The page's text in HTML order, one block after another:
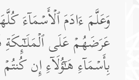
وَعَلَّمَ ءَادَمَ ٱلۡأَسۡمَاۤءَ
عَرَضَهُمۡ عَلَى ٱلۡمَلَـٰۤىِٕكَةِ
بِأَسۡمَاۤءِ هَـٰۤؤُلَاۤءِ إِن